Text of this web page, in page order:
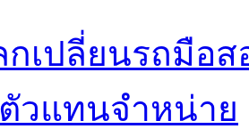
เปลี่ยนรถมือส
วแทนจำหน่าย